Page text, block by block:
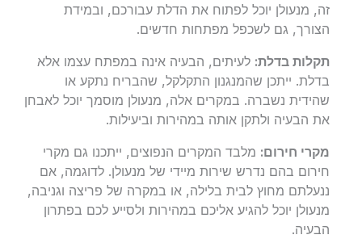
זה, מנעולן יוכל לפתוח את הדלת עבורכם, ובמידת
הצורך, גם לשכפל מפתחות חדשים.
תקלות בדלת:לעיתים, הבעיה אינה במפתח עצמו אלא
בדלת. ייתכן שהמנגנון התקלקל, שהבריח נתקע או
שהידית נשברה. במקרים אלה, מנעולן מוסמך יוכל לאבחן
את הבעיה ולתקן אותה במהירות וביעילות.
מקרי חירום:מלבד המקרים הנפוצים, ייתכנו גם מקרי
חירום בהם נדרש שירות מיידי של מנעולן. לדוגמה, אם
ננעלתם מחוץ לבית בלילה, או במקרה של פריצה וגניבה,
מנעולן יוכל להגיע אליכם במהירות ולסייע לכם בפתרון
הבעיה.